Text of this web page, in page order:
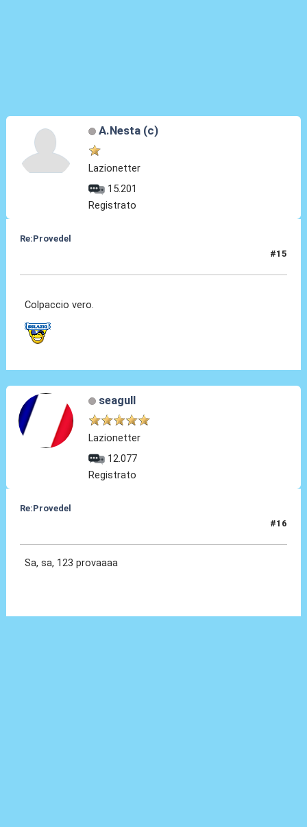
A.Nesta (c)
Lazionetter
15.201
Registrato
Re:Provedel
#15
Colpaccio vero.
seagull
Lazionetter
12.077
Registrato
Re:Provedel
#16
Sa, sa, 123 provaaaa